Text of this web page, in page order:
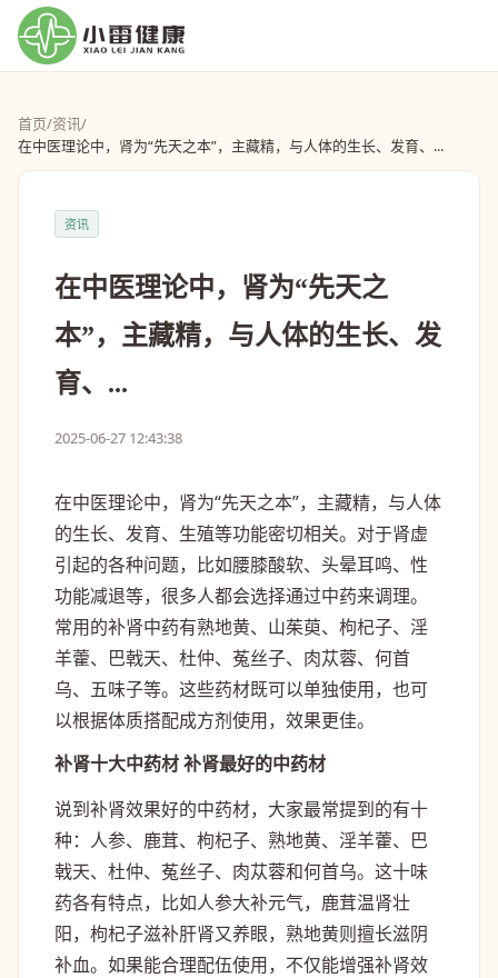
首页/资讯/
在中医理论中，肾为“先天之本”，主藏精，与人体的生长、发育、...
资讯
在中医理论中，肾为“先天之
本”，主藏精，与人体的生长、发
育、...
2025-06-27 12:43:38
在中医理论中，肾为“先天之本”，主藏精，与人体
的生长、发育、生殖等功能密切相关。对于肾虚
引起的各种问题，比如腰膝酸软、头晕耳鸣、性
功能减退等，很多人都会选择通过中药来调理。
常用的补肾中药有熟地黄、山茱萸、枸杞子、淫
羊藿、巴戟天、杜仲、菟丝子、肉苁蓉、何首
乌、五味子等。这些药材既可以单独使用，也可
以根据体质搭配成方剂使用，效果更佳。
补肾十大中药材 补肾最好的中药材
说到补肾效果好的中药材，大家最常提到的有十
种：人参、鹿茸、枸杞子、熟地黄、淫羊藿、巴
戟天、杜仲、菟丝子、肉苁蓉和何首乌。这十味
药各有特点，比如人参大补元气，鹿茸温肾壮
阳，枸杞子滋补肝肾又养眼，熟地黄则擅长滋阴
补血。如果能合理配伍使用，不仅能增强补肾效